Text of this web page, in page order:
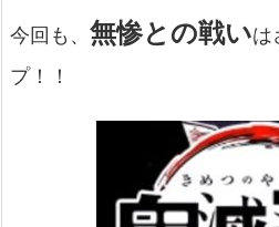
今回も、 無惨との戦いは
プ！！